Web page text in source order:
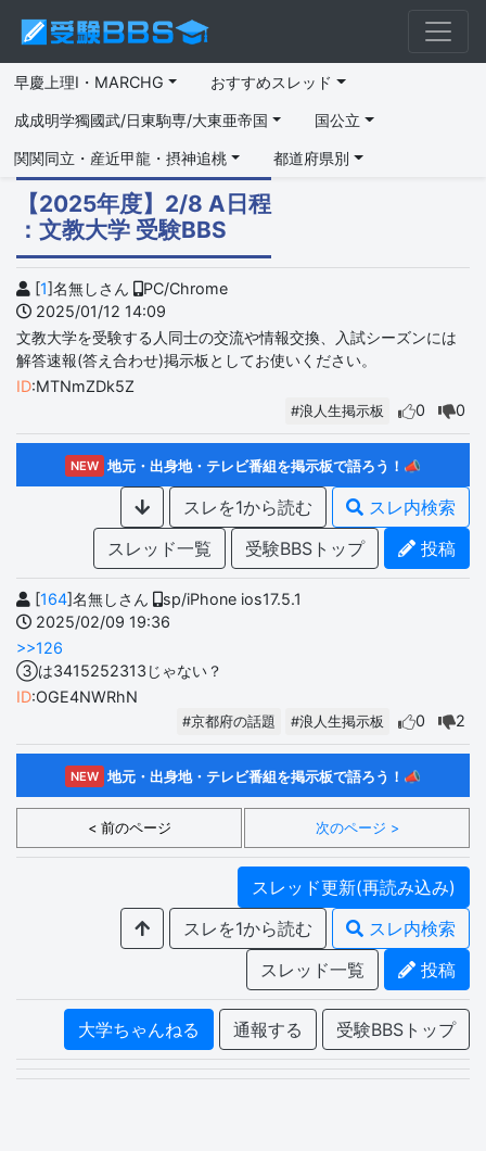
早慶上理I・MARCHG おすすめスレッド
成成明学獨國武/日東駒専/大東亜帝国 国公立
関関同立・産近甲龍・摂神追桃 都道府県別
【2025年度】2/8 A日程
：文教大学 受験BBS
[1]名無しさん
PC/Chrome
2025/01/12 14:09
文教大学を受験する人同士の交流や情報交換、入試シーズンには
解答速報(答え合わせ)掲示板としてお使いください。
ID:MTNmZDk5Z
#浪人生掲示板 0 0
NEW 地元・出身地・テレビ番組を掲示板で語ろう！📣
スレを1から読む
スレ内検索
スレッド一覧
受験BBSトップ 投稿
[164]名無しさん
sp/iPhone ios17.5.1
2025/02/09 19:36
>>126
③は3415252313じゃない？
ID:OGE4NWRhN
#京都府の話題 #浪人生掲示板 0 2
NEW 地元・出身地・テレビ番組を掲示板で語ろう！📣
< 前のページ 次のページ >
スレッド更新(再読み込み)
スレを1から読む
スレ内検索
スレッド一覧
投稿
大学ちゃんねる 通報する 受験BBSトップ